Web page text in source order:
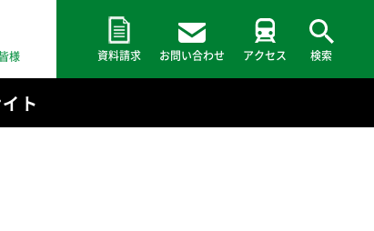
様 資料請求 お問い合わせ アクセス 検索
ト